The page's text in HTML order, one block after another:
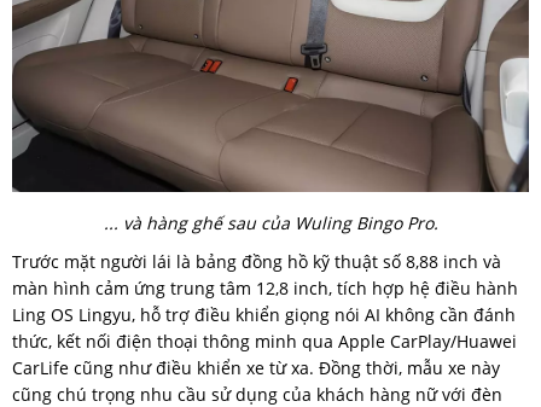
... và hàng ghế sau của Wuling Bingo Pro.
Trước mặt người lái là bảng đồng hồ kỹ thuật số 8,88 inch và
màn hình cảm ứng trung tâm 12,8 inch, tích hợp hệ điều hành
Ling OS Lingyu, hỗ trợ điều khiển giọng nói AI không cần đánh
thức, kết nối điện thoại thông minh qua Apple CarPlay/Huawei
CarLife cũng như điều khiển xe từ xa. Đồng thời, mẫu xe này
cũng chú trọng nhu cầu sử dụng của khách hàng nữ với đèn